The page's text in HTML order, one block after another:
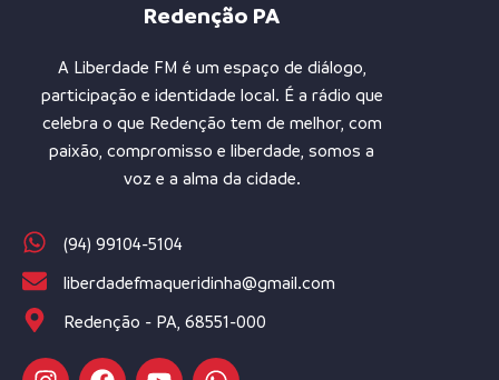
Redenção PA
A Liberdade FM é um espaço de diálogo,
participação e identidade local. É a rádio que
celebra o que Redenção tem de melhor, com
paixão, compromisso e liberdade, somos a
voz e a alma da cidade.
(94) 99104-5104
liberdadefmaqueridinha@gmail.com
Redenção - PA, 68551-000